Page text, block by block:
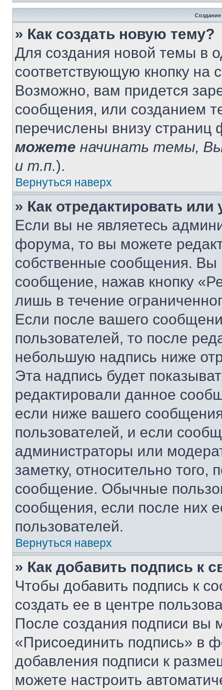
» Как создать новую тему?
Для создания новой темы в
соответствующую кнопку
Возможно, вам придется
сообщения, или созданием
перечислены внизу
можете начинать темы,
и т.п.).
Вернуться наверх
» Как отредактировать
Если вы не являетесь
форума, то вы можете
собственные сообщения. Вы
сообщение, нажав кнопку
лишь в течение
Если после вашего
пользователей, то после
небольшую надпись ниже
Эта надпись будет
редактировали данное
если ниже вашего
пользователей, и если
администраторы или
заметку, относительно
сообщение. Обычные
сообщения, если после них
пользователей.
Вернуться наверх
» Как добавить подпись к
Чтобы добавить подпись к
создать ее в центре
После создания подписи вы
«Присоединить подпись» в
добавления подписи к
можете настроить